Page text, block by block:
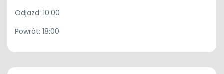
Odjazd: 10:00
Powrót: 18:00